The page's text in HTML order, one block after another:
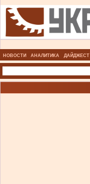
НОВОСТИ АНАЛИТИКА ДАЙДЖЕСТ